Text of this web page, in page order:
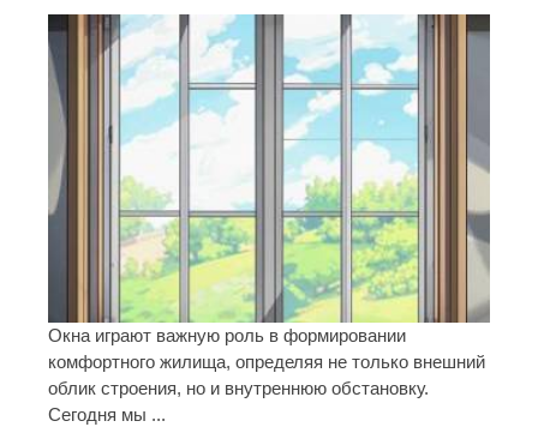
Окна играют важную роль в формировании
комфортного жилища, определяя не только внешний
облик строения, но и внутреннюю обстановку.
Сегодня мы ...